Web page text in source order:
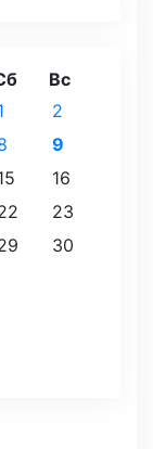
Вс
2
9
16
23
30